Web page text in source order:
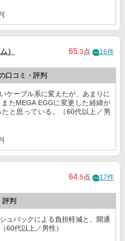
） 65.3点 16件
口コミ・評判
ケーブル系に変えたが、あまりに
たMEGA EGGに変更した経緯が
と思っている。（60代以上／男
64.5点 17件
判
ュバックによる負担軽減と、開通
60代以上／男性）